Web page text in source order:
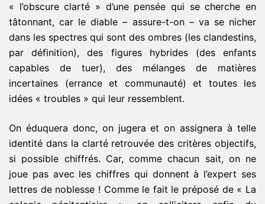
« l’obscure clarté » d’une pensée qui se cherche en
tâtonnant, car le diable – assure-t-on – va se nicher
dans les spectres qui sont des ombres (les clandestins,
par définition), des figures hybrides (des enfants
capables de tuer), des mélanges de matières
incertaines (errance et communauté) et toutes les
idées « troubles » qui leur ressemblent.
On éduquera donc, on jugera et on assignera à telle
identité dans la clarté retrouvée des critères objectifs,
si possible chiffrés. Car, comme chacun sait, on ne
joue pas avec les chiffres qui donnent à l’expert ses
lettres de noblesse ! Comme le fait le préposé de « La